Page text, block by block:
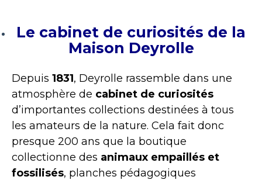
Le cabinet de curiosités de la
Maison Deyrolle
Depuis 1831, Deyrolle rassemble dans une
atmosphère de cabinet de curiosités
d’importantes collections destinées à tous
les amateurs de la nature. Cela fait donc
presque 200 ans que la boutique
collectionne des animaux empaillés et
fossilisés, planches pédagogiques